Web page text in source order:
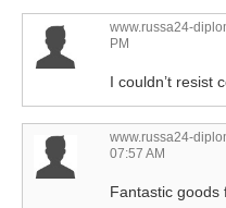
www.russa24-
PM
I couldn’t resist
www.russa24-
07:57 AM
Fantastic goods